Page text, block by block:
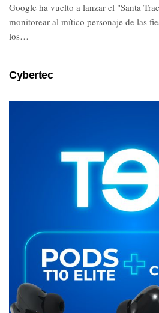
Google ha vuelto a lanzar el "Santa
monitorear al mítico personaje de las
los…
Cybertec